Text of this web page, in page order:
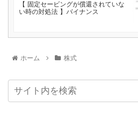
【 固定セービングが償還されていな
い時の対処法 】バイナンス
ホーム 株式